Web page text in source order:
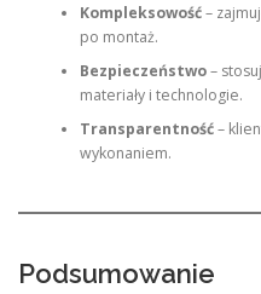
Kompleksowość–
po montaż.
Bezpieczeństwo–
materiały i technologie.
Transparentność–
wykonaniem.
Podsumowanie